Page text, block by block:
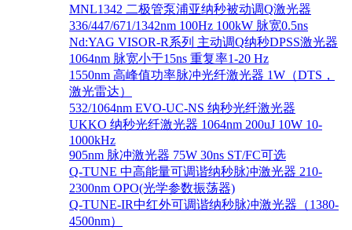
MNL1342 二极管泵浦亚纳秒被动调Q激光器
336/447/671/1342nm 100Hz 100kW 脉宽0.5ns
Nd:YAG VISOR-R系列 主动调Q纳秒DPSS激光器
1064nm 脉宽小于15ns 重复率1-20 Hz
1550nm 高峰值功率脉冲光纤激光器 1W（DTS，
激光雷达）
532/1064nm EVO-UC-NS 纳秒光纤激光器
UKKO 纳秒光纤激光器 1064nm 200uJ 10W 10-
1000kHz
905nm 脉冲激光器 75W 30ns ST/FC可选
Q-TUNE 中高能量可调谐纳秒脉冲激光器 210-
2300nm OPO(光学参数振荡器)
Q-TUNE-IR中红外可调谐纳秒脉冲激光器（1380-
4500nm）